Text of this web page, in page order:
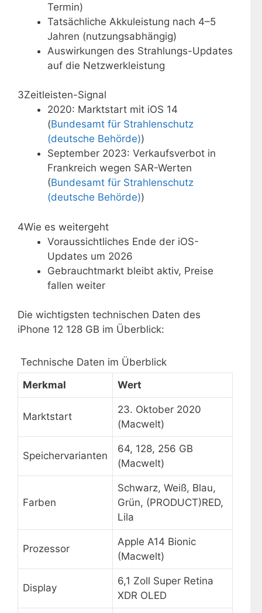
Termin)
Tatsächliche Akkuleistung nach 4–5
Jahren (nutzungsabhängig)
Auswirkungen des Strahlungs-Updates
auf die Netzwerkleistung
3Zeitleisten-Signal
2020: Marktstart mit iOS 14
(Bundesamt für Strahlenschutz
(deutsche Behörde))
September 2023: Verkaufsverbot in
Frankreich wegen SAR-Werten
(Bundesamt für Strahlenschutz
(deutsche Behörde))
4Wie es weitergeht
Voraussichtliches Ende der iOS-
Updates um 2026
Gebrauchtmarkt bleibt aktiv, Preise
fallen weiter
Die wichtigsten technischen Daten des
iPhone 12 128 GB im Überblick:
Technische Daten im Überblick
Merkmal
Wert
Marktstart
23. Oktober 2020
(Macwelt)
Speichervarianten
64, 128, 256 GB
(Macwelt)
Farben
Schwarz, Weiß, Blau,
Grün, (PRODUCT)RED,
Lila
Prozessor
Apple A14 Bionic
(Macwelt)
Display
6,1 Zoll Super Retina
XDR OLED